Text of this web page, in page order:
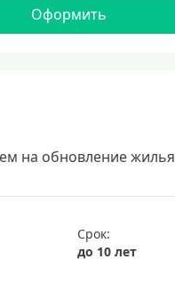
Оформить
на обновление жилья
Срок:
до 10 лет